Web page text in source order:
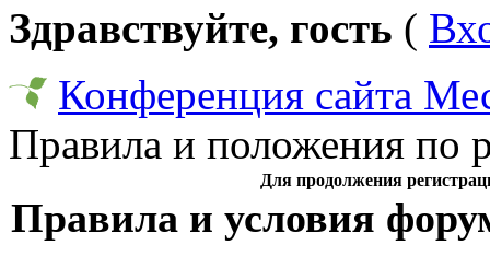
Здравствуйте, гость (
Конференция сайта
Правила и положения по
Для продолжения
Правила и условия